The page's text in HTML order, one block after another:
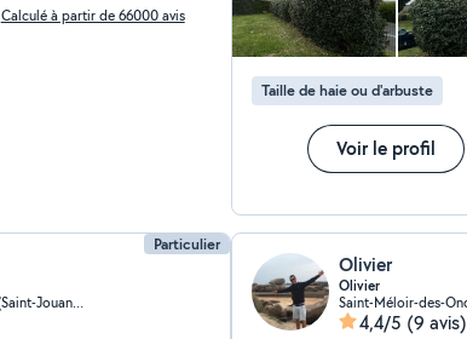
Calculé à partir de 66000 avis
Taille de haie ou d'arbuste
Voir le profil
Particulier
Saint-Jouan-des-Guérets (Saint-Jouan-des-Guérets)
Olivier
Olivier
4,4/5 (9 avis)